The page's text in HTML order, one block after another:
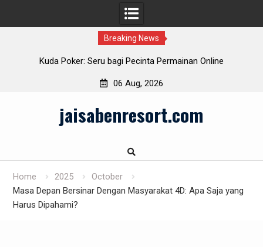
Breaking News
Kuda Poker: Seru bagi Pecinta Permainan Online
06 Aug, 2026
jaisabenresort.com
Home 2025
October
Masa Depan Bersinar Dengan Masyarakat 4D: Apa Saja yang
Harus Dipahami?